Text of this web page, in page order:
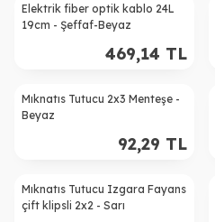
Elektrik fiber optik kablo 24L
19cm - Şeffaf-Beyaz
469,14 TL
Mıknatıs Tutucu 2x3 Menteşe -
Beyaz
92,29 TL
Mıknatıs Tutucu Izgara Fayans
çift klipsli 2x2 - Sarı